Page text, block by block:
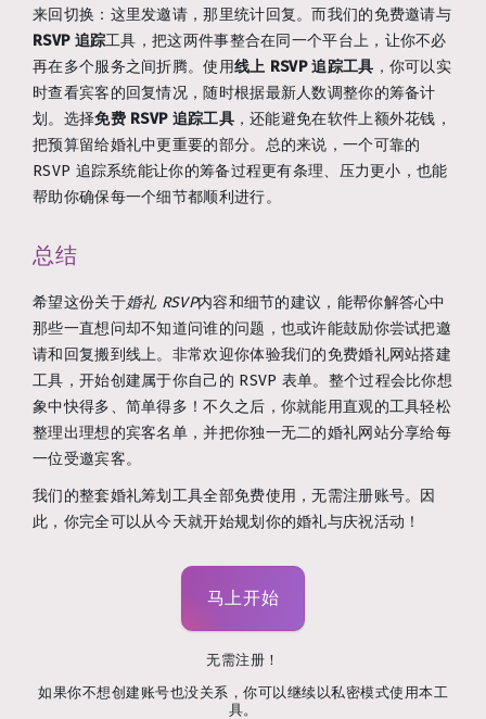
来回切换：这里发邀请，那里统计回复。而我们的免费邀请与
RSVP 追踪工具，把这两件事整合在同一个平台上，让你不必
再在多个服务之间折腾。使用线上 RSVP 追踪工具 ，你可以实
时查看宾客的回复情况，随时根据最新人数调整你的筹备计
划。选择免费 RSVP 追踪工具，还能避免在软件上额外花钱，
把预算留给婚礼中更重要的部分。总的来说，一个可靠的
RSVP 追踪系统能让你的筹备过程更有条理、压力更小，也能
帮助你确保每一个细节都顺利进行。
总结
希望这份关于婚礼 RSVP内容和细节的建议，能帮你解答心中
那些一直想问却不知道问谁的问题，也或许能鼓励你尝试把邀
请和回复搬到线上。非常欢迎你体验我们的免费婚礼网站搭建
工具，开始创建属于你自己的 RSVP 表单。整个过程会比你想
象中快得多、简单得多！不久之后，你就能用直观的工具轻松
整理出理想的宾客名单，并把你独一无二的婚礼网站分享给每
一位受邀宾客。
我们的整套婚礼筹划工具全部免费使用，无需注册账号。因
此，你完全可以从今天就开始规划你的婚礼与庆祝活动！
马上开始
无需注册！
如果你不想创建账号也没关系，你可以继续以私密模式使用本工
具。